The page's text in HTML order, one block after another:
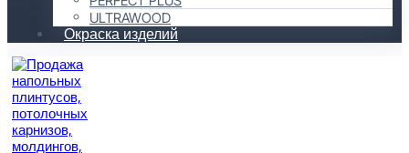
ULTRAWOOD
Окраска изделий